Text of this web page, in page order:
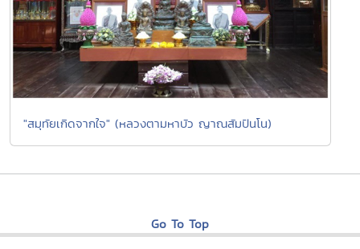
"สมุทัยเกิดจากใจ" (หลวงตามหาบัว ญาณสัมปันโน)
Go To Top